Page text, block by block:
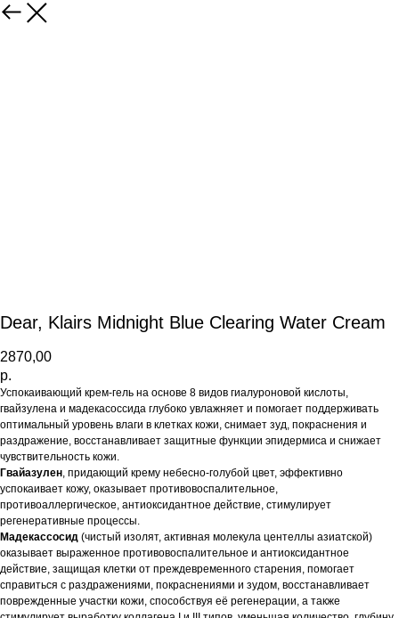
Dear, Klairs Midnight Blue Clearing Water Cream
2870,00
р.
Успокаивающий крем-гель на основе 8 видов гиалуроновой кислоты,
гвайзулена и мадекасоссида глубоко увлажняет и помогает поддерживать
оптимальный уровень влаги в клетках кожи, снимает зуд, покраснения и
раздражение, восстанавливает защитные функции эпидермиса и снижает
чувствительность кожи.
Гвайазулен , придающий крему небесно-голубой цвет, эффективно
успокаивает кожу, оказывает противовоспалительное,
противоаллергическое, антиоксидантное действие, стимулирует
регенеративные процессы.
Мадекассосид (чистый изолят, активная молекула центеллы азиатской)
оказывает выраженное противовоспалительное и антиоксидантное
действие, защищая клетки от преждевременного старения, помогает
справиться с раздражениями, покраснениями и зудом, восстанавливает
поврежденные участки кожи, способствуя её регенерации, а также